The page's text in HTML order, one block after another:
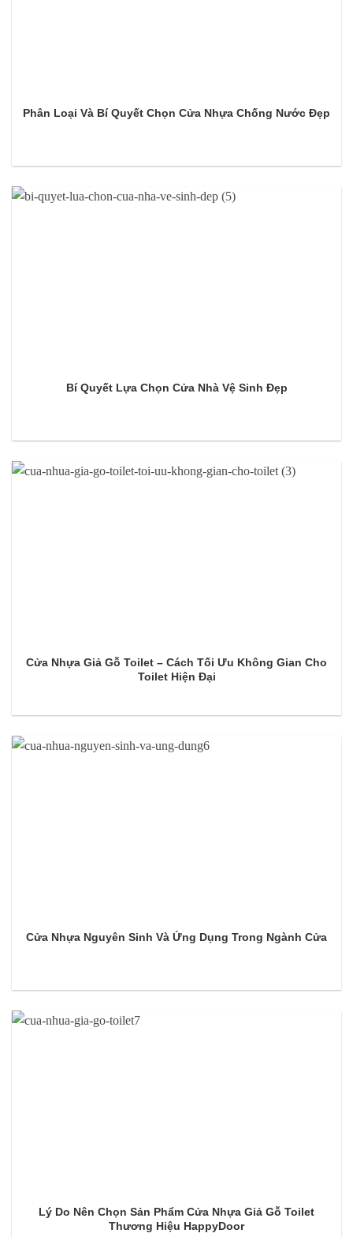
Phân Loại Và Bí Quyết Chọn Cửa Nhựa Chống Nước Đẹp
Bí Quyết Lựa Chọn Cửa Nhà Vệ Sinh Đẹp
Cửa Nhựa Giả Gỗ Toilet – Cách Tối Ưu Không Gian Cho
Toilet Hiện Đại
Cửa Nhựa Nguyên Sinh Và Ứng Dụng Trong Ngành Cửa
Lý Do Nên Chọn Sản Phẩm Cửa Nhựa Giả Gỗ Toilet
Thương Hiệu HappyDoor